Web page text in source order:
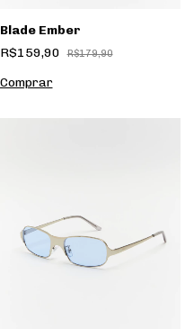
Blade Ember
R$159,90
R$179,90